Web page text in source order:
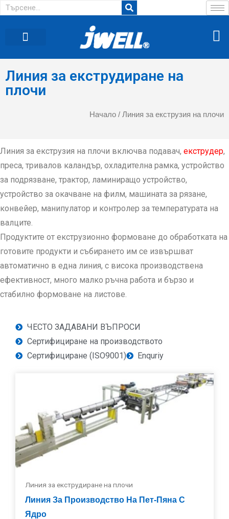
Линия за екструдиране на
плочи
Начало / Линия за екструзия на плочи
Линия за екструзия на плочи включва подавач, екструдер,
преса, тривалов каландър, охладителна рамка, устройство
за подрязване, трактор, ламиниращо устройство,
устройство за окачване на филм, машината за рязане,
конвейер, манипулатор и контролер за температурата на
валците.
Продуктите от екструзионно формоване до обработката на
готовите продукти и събирането им се извършват
автоматично в една линия, с висока производствена
ефективност, много малко ръчна работа и бързо и
стабилно формоване на листове.
ЧЕСТО ЗАДАВАНИ ВЪПРОСИ
Сертифициране на производството
Сертифициране (ISO9001)
Enquriy
Линия за екструдиране на плочи
Линия За Производство На Пет-Пяна С
Ядро